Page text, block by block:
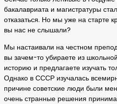
бакалавриата и магистратуры
отказаться. Но мы уже на старте
вы нас не слышали?
Мы настаивали на честном
вы зачем-то убираете из
историю и предлагаете изучать
Однако в СССР изучалась
причине советские люди были
очень странные решения